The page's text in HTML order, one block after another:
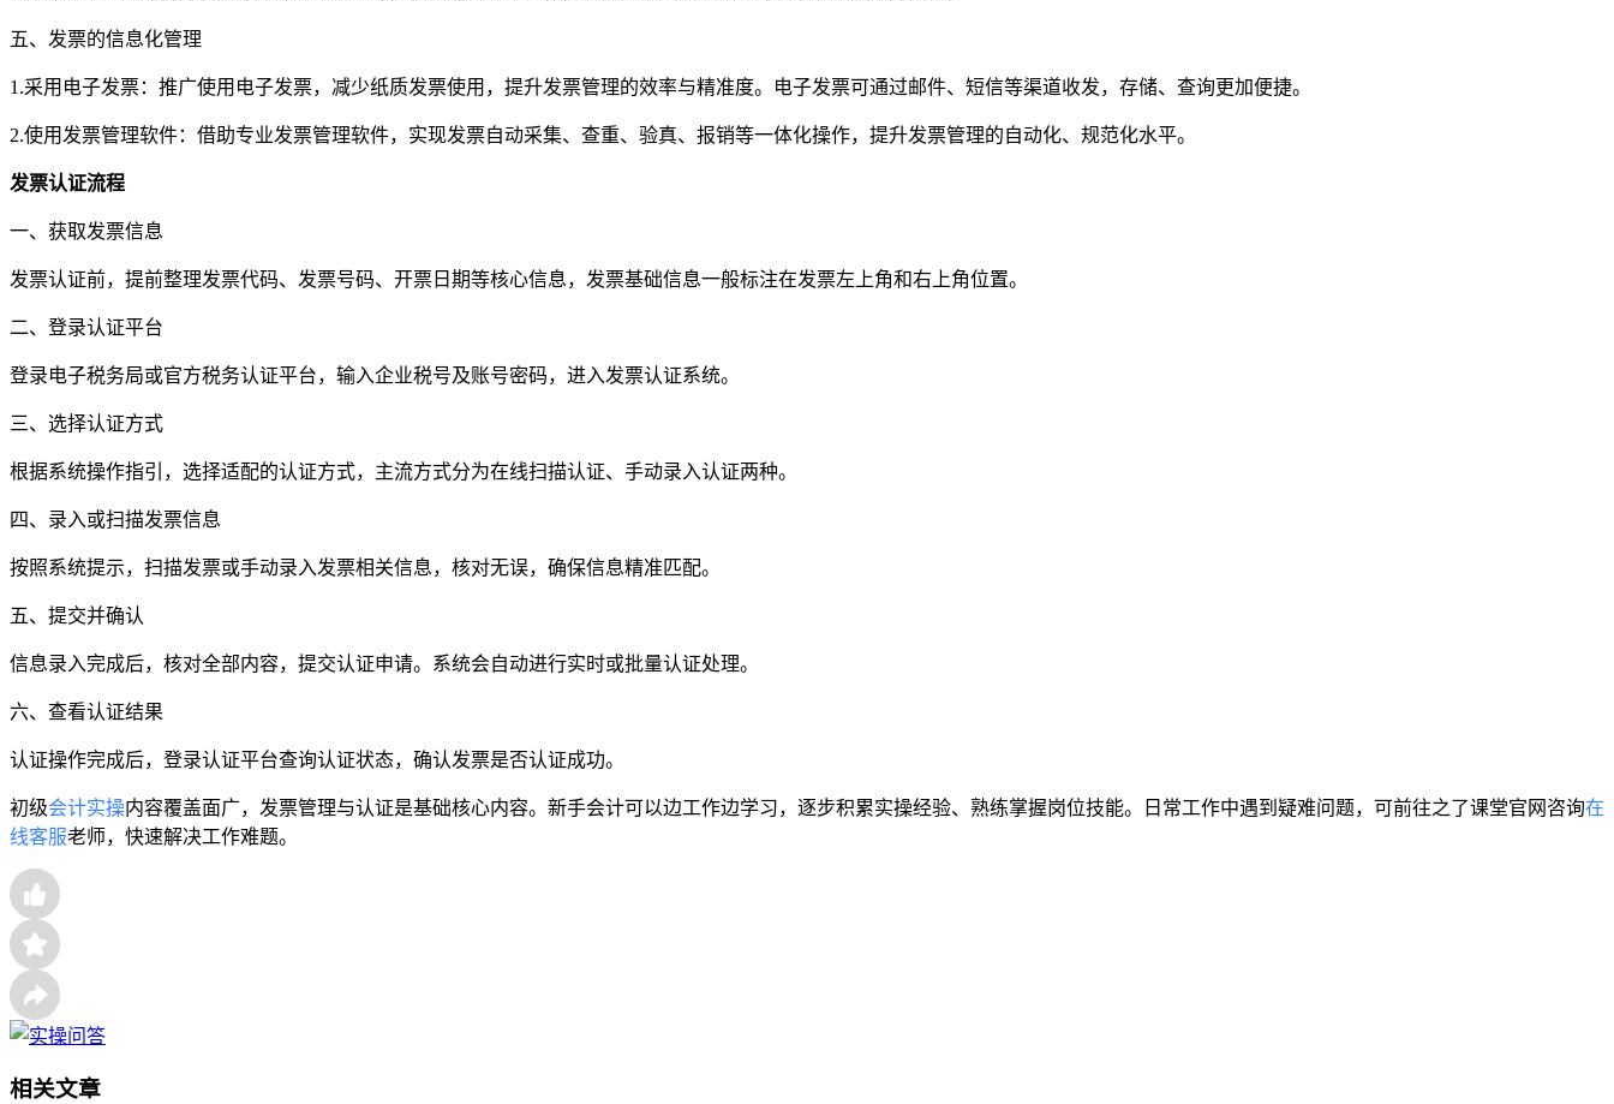
五、发票的信息化管理
1.采用电子发票：推广使用电子发票，减少纸质发票使用，提升发票管理的效率与精准度。电子发票可通过邮件、短信等渠道收发，存储、查询更加便捷。
2.使用发票管理软件：借助专业发票管理软件，实现发票自动采集、查重、验真、报销等一体化操作，提升发票管理的自动化、规范化水平。
发票认证流程
一、获取发票信息
发票认证前，提前整理发票代码、发票号码、开票日期等核心信息，发票基础信息一般标注在发票左上角和右上角位置。
二、登录认证平台
登录电子税务局或官方税务认证平台，输入企业税号及账号密码，进入发票认证系统。
三、选择认证方式
根据系统操作指引，选择适配的认证方式，主流方式分为在线扫描认证、手动录入认证两种。
四、录入或扫描发票信息
按照系统提示，扫描发票或手动录入发票相关信息，核对无误，确保信息精准匹配。
五、提交并确认
信息录入完成后，核对全部内容，提交认证申请。系统会自动进行实时或批量认证处理。
六、查看认证结果
认证操作完成后，登录认证平台查询认证状态，确认发票是否认证成功。
初级会计实操内容覆盖面广，发票管理与认证是基础核心内容。新手会计可以边工作边学习，逐步积累实操经验、熟练掌握岗位技能。日常工作中遇到疑难问题，可前往之了课堂官网咨询在
线客服老师，快速解决工作难题。
相关文章